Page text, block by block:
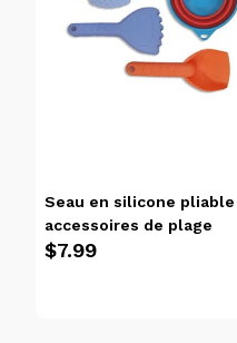
Seau en silicone pliable
accessoires de plage
$7.99